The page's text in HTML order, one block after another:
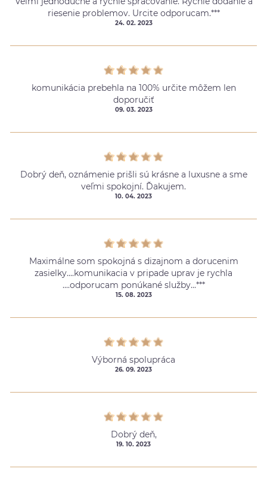
riesenie problemov. Urcite odporucam.***
24. 02. 2023
komunikácia prebehla na 100% určite môžem len
doporučiť
09. 03. 2023
Dobrý deň, oznámenie prišli sú krásne a luxusne a sme
veľmi spokojní. Ďakujem.
10. 04. 2023
Maximálne som spokojná s dizajnom a dorucenim
zasielky....komunikacia v pripade uprav je rychla
....odporucam ponúkané služby...***
15. 08. 2023
Výborná spolupráca
26. 09. 2023
Dobrý deň,
19. 10. 2023